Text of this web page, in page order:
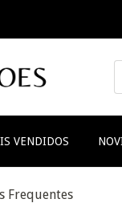
VENDIDOS
Frequentes